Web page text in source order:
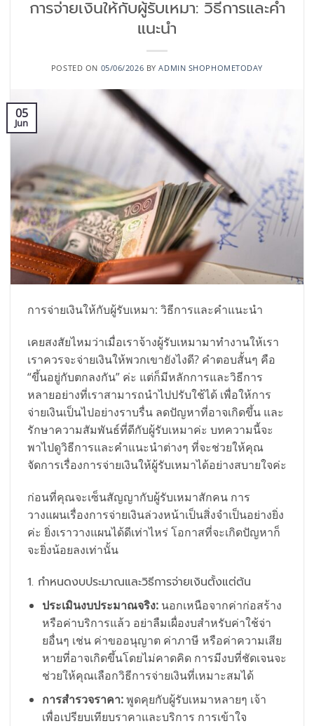
การจ่ายเงินให้กับผู้รับเหมา: วิธีการและคำ
แนะนำ
POSTED ON 05/06/2026 BYADMIN SHOPHOMETODAY
05
Jun
การจ่ายเงินให้กับผู้รับเหมา: วิธีการและคำแนะนำ
เคยสงสัยไหมว่าเมื่อเราจ้างผู้รับเหมามาทำงานให้เรา
เราควรจะจ่ายเงินให้พวกเขายังไงดี? คำตอบสั้นๆ คือ
“ขึ้นอยู่กับตกลงกัน” ค่ะ แต่ก็มีหลักการและวิธีการ
หลายอย่างที่เราสามารถนำไปปรับใช้ได้ เพื่อให้การ
จ่ายเงินเป็นไปอย่างราบรื่น ลดปัญหาที่อาจเกิดขึ้น และ
รักษาความสัมพันธ์ที่ดีกับผู้รับเหมาค่ะ บทความนี้จะ
พาไปดูวิธีการและคำแนะนำต่างๆ ที่จะช่วยให้คุณ
จัดการเรื่องการจ่ายเงินให้ผู้รับเหมาได้อย่างสบายใจค่ะ
ก่อนที่คุณจะเซ็นสัญญากับผู้รับเหมาสักคน การ
วางแผนเรื่องการจ่ายเงินล่วงหน้าเป็นสิ่งจำเป็นอย่างยิ่ง
ค่ะ ยิ่งเราวางแผนได้ดีเท่าไหร่ โอกาสที่จะเกิดปัญหาก็
จะยิ่งน้อยลงเท่านั้น
1. กำหนดงบประมาณและวิธีการจ่ายเงินตั้งแต่ต้น
ประเมินงบประมาณจริง:นอกเหนือจากค่าก่อสร้าง
หรือค่าบริการแล้ว อย่าลืมเผื่องบสำหรับค่าใช้จ่า
ยอื่นๆ เช่น ค่าขออนุญาต ค่าภาษี หรือค่าความเสีย
หายที่อาจเกิดขึ้นโดยไม่คาดคิด การมีงบที่ชัดเจนจะ
ช่วยให้คุณเลือกวิธีการจ่ายเงินที่เหมาะสมได้
การสำรวจราคา:พูดคุยกับผู้รับเหมาหลายๆ เจ้า
เพื่อเปรียบเทียบราคาและบริการ การเข้าใจ